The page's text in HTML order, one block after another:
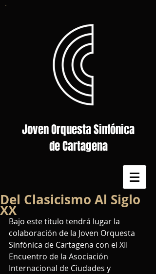
Joven Orquesta Sinfónica
de Cartagena
Del Clasicismo Al Siglo
XX
Bajo este titulo tendrá lugar la
colaboración de la Joven Orquesta
Sinfónica de Cartagena con el XII
Encuentro de la Asociación
Internacional de Ciudades y